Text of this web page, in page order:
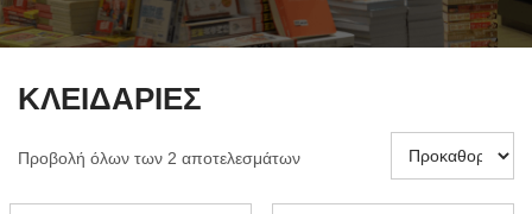
ΚΛΕΙΔΑΡΙΕΣ
Προβολή όλων των 2 αποτελεσμάτων